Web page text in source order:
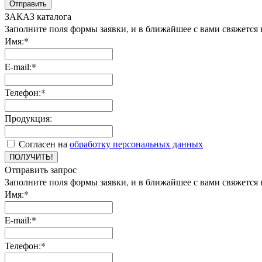
Отправить
ЗАКАЗ каталога
Заполните поля формы заявки, и в ближайшее с вами свяжется
Имя:*
E-mail:*
Телефон:*
Продукция:
Согласен на обработку персональных данных
ПОЛУЧИТЬ!
Отправить запрос
Заполните поля формы заявки, и в ближайшее с вами свяжется
Имя:*
E-mail:*
Телефон:*